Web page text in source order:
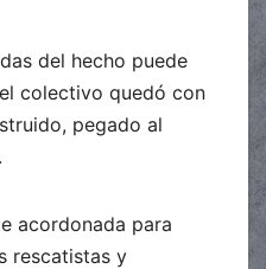
del hecho puede
colectivo quedó con
pegado al
acordonada para
rescatistas y